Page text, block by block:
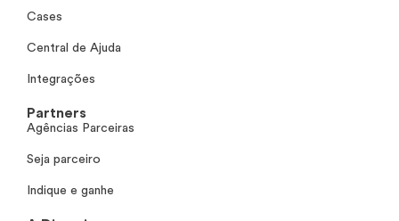
Cases
Central de Ajuda
Integrações
Partners
Agências Parceiras
Seja parceiro
Indique e ganhe